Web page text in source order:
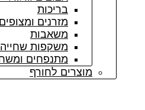
בריכות
מזרנים ומצופים
משאבות
משקפות שחייה
מתנפחים
מוצרים לחורף